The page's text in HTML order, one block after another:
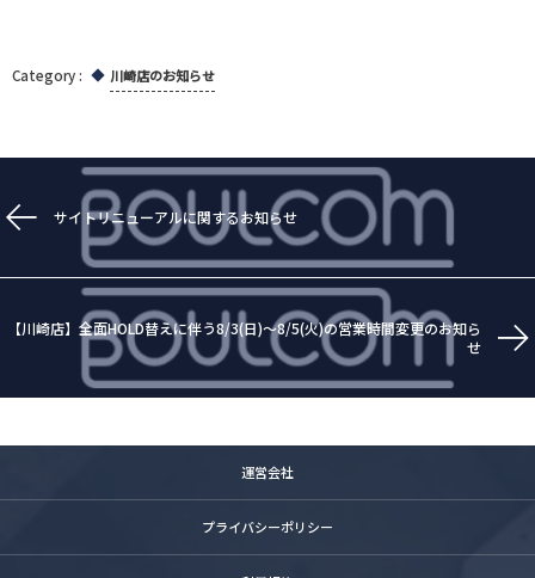
川崎店のお知らせ
サイトリニューアルに関するお知らせ
【川崎店】全面HOLD替えに伴う8/3(日)～8/5(火)の営業時間変更のお知ら
せ
運営会社
プライバシーポリシー